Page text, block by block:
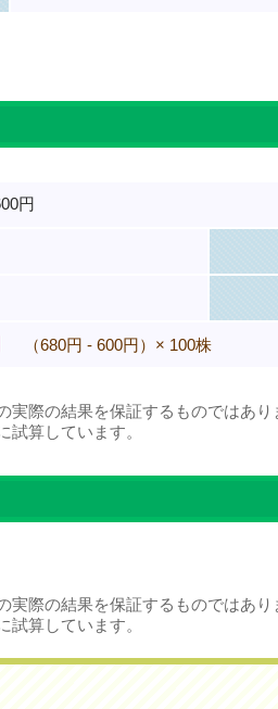
円
（680円 - 600円）× 100株
際の結果を保証するものではあり
算しています。
際の結果を保証するものではあり
算しています。